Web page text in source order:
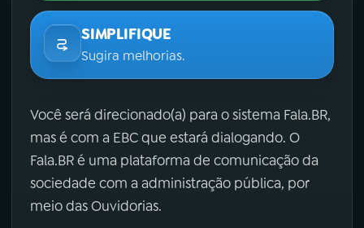
SIMPLIFIQUE
Sugira melhorias.
Você será direcionado(a) para o sistema Fala.BR,
mas é com a EBC que estará dialogando. O
Fala.BR é uma plataforma de comunicação da
sociedade com a administração pública, por
meio das Ouvidorias.